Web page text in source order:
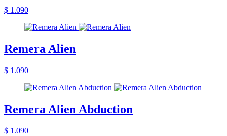
$ 1.090
Remera Alien
$ 1.090
Remera Alien Abduction
$ 1.090